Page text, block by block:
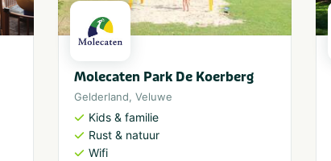
Molecaten Park De Koerberg
Gelderland, Veluwe
Kids & familie
Rust & natuur
Wifi